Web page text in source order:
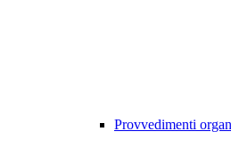
Provvedimenti